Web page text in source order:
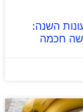
השנה:
חכמה